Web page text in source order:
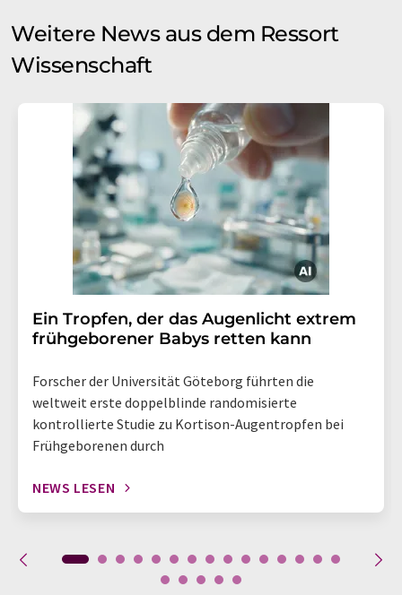
Weitere News aus dem Ressort
Wissenschaft
Ein Tropfen, der das Augenlicht extrem
frühgeborener Babys retten kann
Forscher der Universität Göteborg führten die
weltweit erste doppelblinde randomisierte
kontrollierte Studie zu Kortison-Augentropfen bei
Frühgeborenen durch
NEWS LESEN